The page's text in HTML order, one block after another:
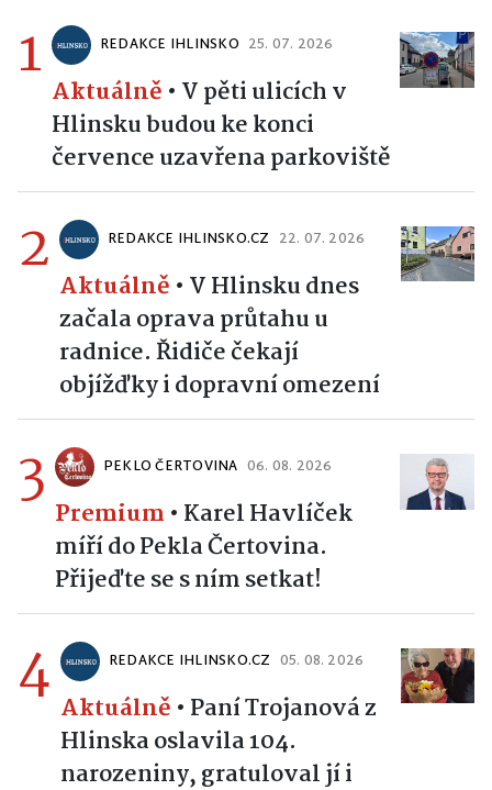
1 REDAKCE IHLINSKO 25. 07. 2026
Aktuálně • V pěti ulicích v
Hlinsku budou ke konci
července uzavřena parkoviště
2 REDAKCE IHLINSKO.CZ 22. 07. 2026
Aktuálně • V Hlinsku dnes
začala oprava průtahu u
radnice. Řidiče čekají
objížďky i dopravní omezení
3 PEKLO ČERTOVINA 06. 08. 2026
Premium • Karel Havlíček
míří do Pekla Čertovina.
Přijeďte se s ním setkat!
4 REDAKCE IHLINSKO.CZ 05. 08. 2026
Aktuálně • Paní Trojanová z
Hlinska oslavila 104.
narozeniny, gratuloval jí i